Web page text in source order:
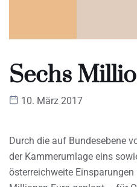
Sechs
10. März 2017
Durch die auf Bundesebene
der Kammerumlage eins
österreichweite